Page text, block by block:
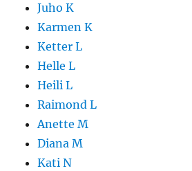
Juho K
Karmen K
Ketter L
Helle L
Heili L
Raimond L
Anette M
Diana M
Kati N